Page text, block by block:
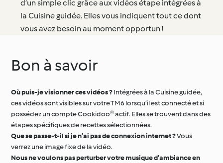
d’un simple clic grâce aux vidéos étape intégrées à
la Cuisine guidée. Elles vous indiquent tout ce dont
vous avez besoin au moment opportun !
Bon à savoir
Où puis-je visionner ces vidéos ?Intégrées à la Cuisine guidée,
ces vidéos sont visibles sur votre TM6 lorsqu’il est connecté et si
possédez un compte Cookidoo® actif. Elles se trouvent dans des
étapes spécifiques de recettes sélectionnées.
Que se passe-t-il si je n’ai pas de connexion internet ?Vous
verrez une image fixe de la vidéo.
Nous ne voulons pas perturber votre musique d’ambiance en